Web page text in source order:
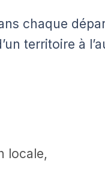
chaque
territoire à
locale,